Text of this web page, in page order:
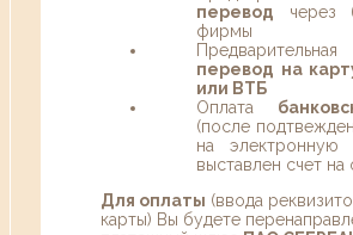
перевод через
фирмы
перевод на
или ВТБ
Оплата
(после
на электронную
выставлен счет на
Для оплаты (ввода
карты) Вы будете